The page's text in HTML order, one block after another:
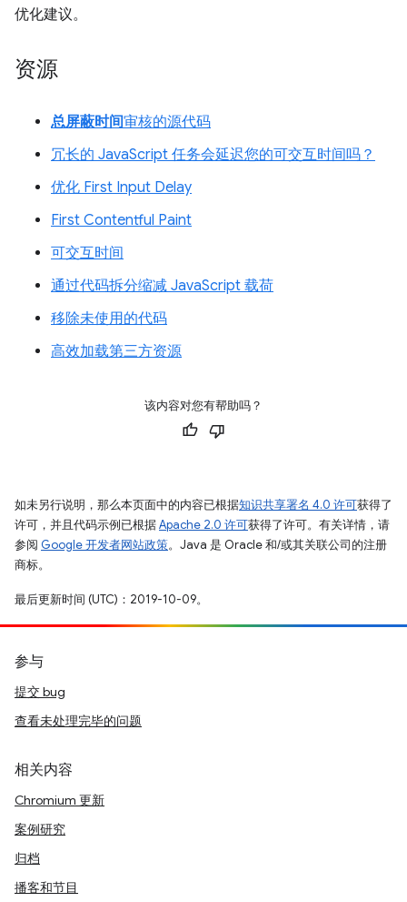
优化建议。
资源
总屏蔽时间审核的源代码
冗长的 JavaScript 任务会延迟您的可交互时间吗？
优化 First Input Delay
First Contentful Paint
可交互时间
通过代码拆分缩减 JavaScript 载荷
移除未使用的代码
高效加载第三方资源
该内容对您有帮助吗？
如未另行说明，那么本页面中的内容已根据知识共享署名 4.0 许可获得了
许可，并且代码示例已根据Apache 2.0 许可获得了许可。有关详情，请
参阅 Google 开发者网站政策。Java 是 Oracle 和/或其关联公司的注册
商标。
最后更新时间 (UTC)：2019-10-09。
参与
提交 bug
查看未处理完毕的问题
相关内容
Chromium 更新
案例研究
归档
播客和节目